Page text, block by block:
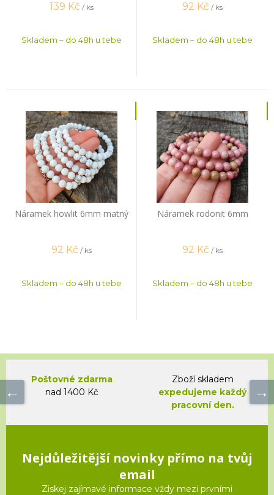
139 Kč / ks
Skladem – do 48h u tebe
92 Kč / ks
Skladem – do 48h u tebe
Náramek howlit 6mm matný
92 Kč / ks
Skladem – do 48h u tebe
Náramek rodonit 6mm
92 Kč / ks
Skladem – do 48h u tebe
Poštovné zdarma
nad 1400 Kč
Zboží skladem
expedujeme každý
pracovní den.
Nejdůležitější novinky přímo na tvůj
email
Ziskej zajímavé informace vždy mezi prvními